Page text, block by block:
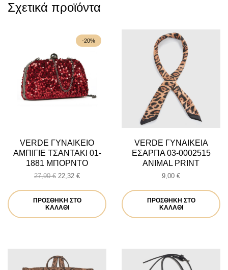
Σχετικά προϊόντα
-20%
VERDE ΓΥΝΑΙΚΕΙΟ
ΑΜΠΙΓΙΕ ΤΣΑΝΤΑΚΙ 01-
1881 ΜΠΟΡΝΤΟ
27,90€ Original
27,90 €.
22,32 €Η
22,32 €.
ΠΡΟΣΘΉΚΗ ΣΤΟ
ΚΑΛΆΘΙ
VERDE ΓΥΝΑΙΚΕΙΑ
ΕΣΑΡΠΑ 03-0002515
ANIMAL PRINT
9,00 €
ΠΡΟΣΘΉΚΗ ΣΤΟ
ΚΑΛΆΘΙ